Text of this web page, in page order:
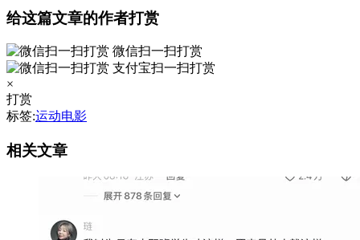
给这篇文章的作者打赏
微信扫一扫打赏
支付宝扫一扫打赏
×
打赏
标签:运动电影
相关文章